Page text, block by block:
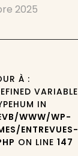
2025
À :
VARIABLE
IN
WWW/WP-
ENTREVUES-
ON LINE 147